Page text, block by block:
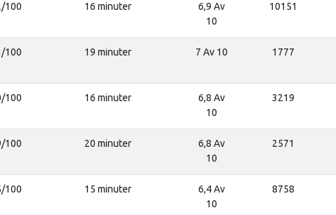
100 16 minuter
6,9 Av
10
10151
100 19 minuter 7 Av 10 1777
100 16 minuter
6,8 Av
10
3219
100 20 minuter
6,8 Av
10
2571
100 15 minuter
6,4 Av
10
8758